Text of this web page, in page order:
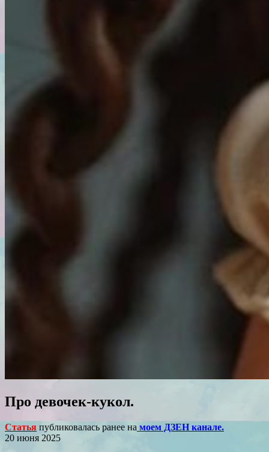
Про девочек-кукол.
Статья публиковалась ранее на моем ДЗЕН канале.
20 июня 2025